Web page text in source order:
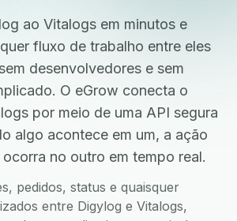
ao Vitalogs em minutos e
fluxo de trabalho entre eles
desenvolvedores e sem
O eGrow conecta o
por meio de uma API segura
algo acontece em um, a ação
no outro em tempo real.
pedidos, status e quaisquer
entre Digylog e Vitalogs,